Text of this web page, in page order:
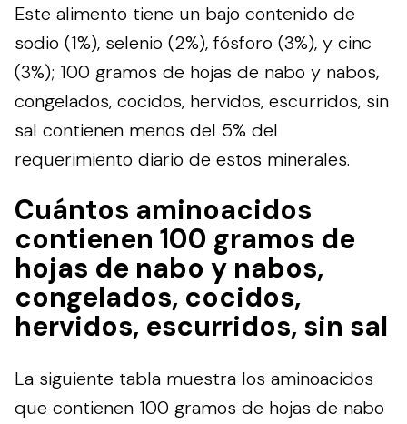
Este alimento tiene un bajo contenido de
sodio (1%), selenio (2%), fósforo (3%), y cinc
(3%); 100 gramos de hojas de nabo y nabos,
congelados, cocidos, hervidos, escurridos, sin
sal contienen menos del 5% del
requerimiento diario de estos minerales.
Cuántos aminoacidos
contienen 100 gramos de
hojas de nabo y nabos,
congelados, cocidos,
hervidos, escurridos, sin sal
La siguiente tabla muestra los aminoacidos
que contienen 100 gramos de hojas de nabo